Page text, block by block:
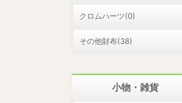
クロムハーツ(0)
その他財布(38)
小物・雑貨